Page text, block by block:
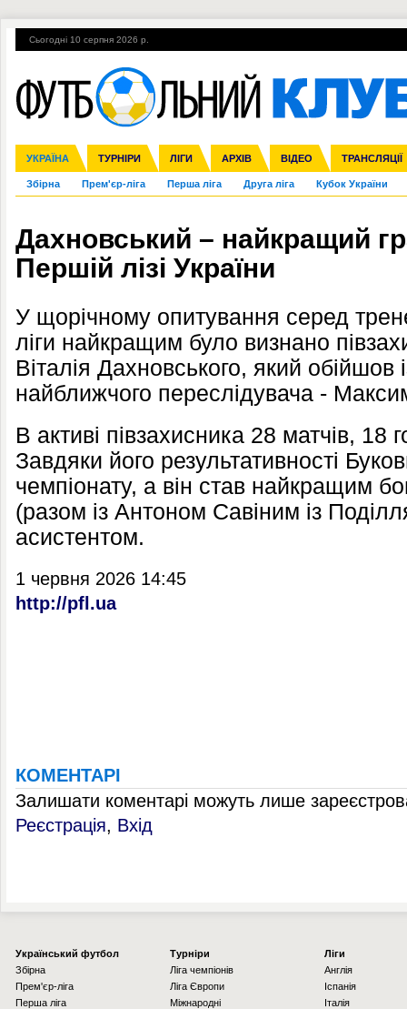
Сьогодні 10 серпня 2026 р.
УКРАЇНА ТУРНІРИ ЛІГИ АРХІВ ВІДЕО ТРАНСЛЯЦІЇ
Збірна Прем'єр-ліга Перша ліга Друга ліга Кубок України
Ліга чемпіонів Ліга Європи Міжнародні Ліга націй Ліга
Англія Іспанія Італія Німеччина Франція Інші
ЧС-2014 ЄВРО-2016 Росія Кубок конфедерацій ЧЄ-2015 (U-
Гарячі теми УПЛ, 2-й тур ВІЙНА УПЛ-ПЕРЕХОДИ
Дахновський – найкращий
Першій лізі України
У щорічному опитування серед
ліги найкращим було визнано
Віталія Дахновського, який обійшов
найближчого переслідувача -
В активі півзахисника 28 матчів, 18
Завдяки його результативності
чемпіонату, а він став найкращим
(разом із Антоном Савіним із
асистентом.
1 червня 2026 14:45
http://pfl.ua
КОМЕНТАРІ
Залишати коментарі можуть лише
Реєстрація, Вхід
Українcький футбол
Збірна
Прем'єр-ліга
Перша ліга
Турніри
Ліга чемпіонів
Ліга Європи
Міжнародні
Ліги
Англія
Іспанія
Італія